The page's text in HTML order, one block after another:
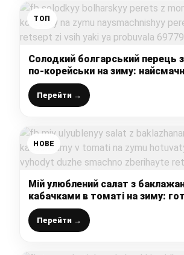
ТОП
Солодкий болгарський перець
по-корейськи на зиму:
перевірений рецепт зі всіх, які я
Перейти →
НОВЕ
Мій улюблений салат з
кабачками в томаті на зиму:
просто – виходить дуже смачно,
зберігайте рецепт
Перейти →